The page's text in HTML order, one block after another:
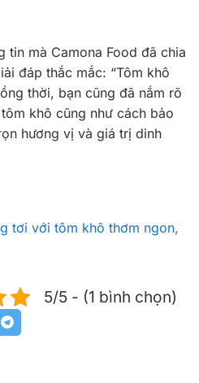
tin mà Camona Food đã chia
đáp thắc mắc: “Tôm khô
thời, bạn cũng đã nắm rõ
khô cũng như cách bảo
hương vị và giá trị dinh
tơi với tôm khô thơm ngon,
5/5 - (1 bình chọn)